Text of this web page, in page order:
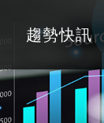
趨勢快訊